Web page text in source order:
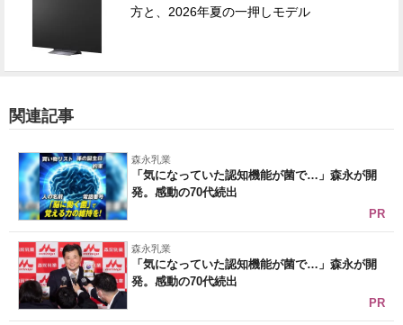
方と、2026年夏の一押しモデル
関連記事
森永乳業
「気になっていた認知機能が菌で…」森永が開
発。感動の70代続出
PR
森永乳業
「気になっていた認知機能が菌で…」森永が開
発。感動の70代続出
PR